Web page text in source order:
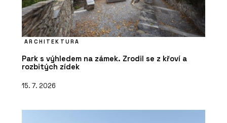
ARCHITEKTURA
Park s výhledem na zámek. Zrodil se z křoví a
rozbitých zídek
15. 7. 2026